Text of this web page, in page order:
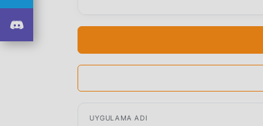
UYGULAMA ADI